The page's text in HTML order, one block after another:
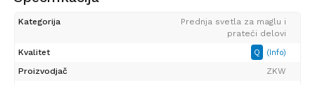
Kategorija
Prednja svetla za maglu i
prateći delovi
Kvalitet
Q (Info)
Proizvodjač
ZKW